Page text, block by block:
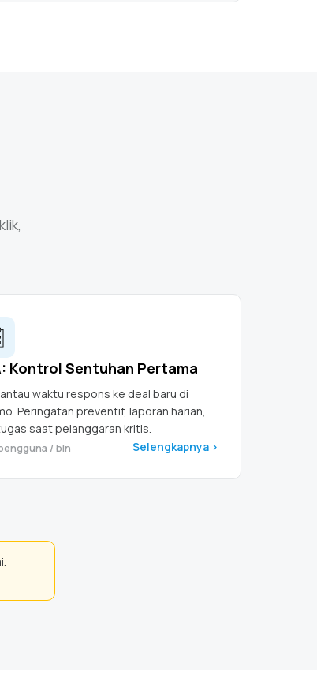
Kontrol Sentuhan Pertama
waktu respons ke deal baru di
Peringatan preventif, laporan harian,
saat pelanggaran kritis.
/ bln Selengkapnya >